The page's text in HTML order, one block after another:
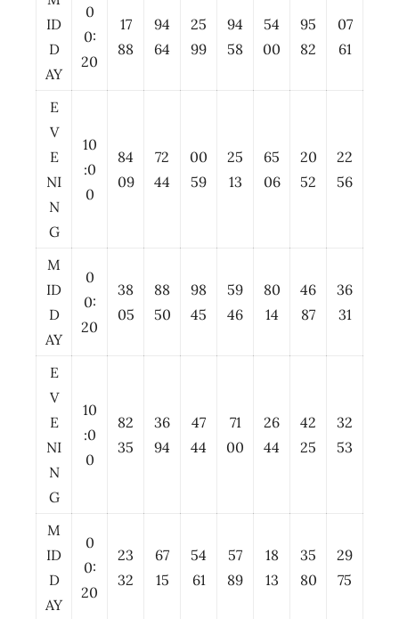
ID
D
AY
0
0:
20
17
88
94
64
25
99
94
58
54
00
95
82
07
61
E
V
E
NI
N
G
10
:0
0
84
09
72
44
00
59
25
13
65
06
20
52
22
56
M
ID
D
AY
0
0:
20
38
05
88
50
98
45
59
46
80
14
46
87
36
31
E
V
E
NI
N
G
10
:0
0
82
35
36
94
47
44
71
00
26
44
42
25
32
53
M
ID
D
AY
0
0:
20
23
32
67
15
54
61
57
89
18
13
35
80
29
75